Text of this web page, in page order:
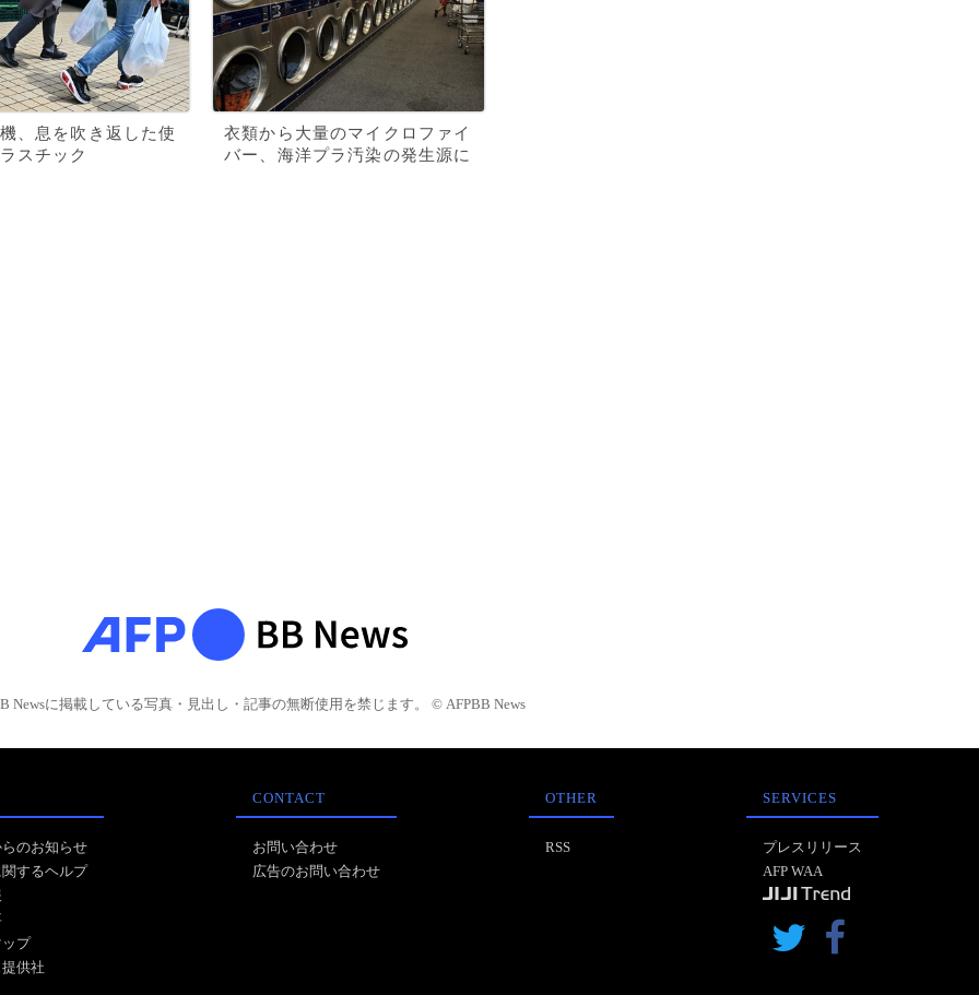
、息を吹き返した使
スチック
衣類から大量のマイクロファイ
バー、海洋プラ汚染の発生源に
Newsに掲載している写真・見出し・記事の無断使用を禁じます。 © AFPBB News
のお知らせ
するヘルプ
プ
供社
CONTACT
お問い合わせ
広告のお問い合わせ
OTHER
RSS
SERVICES
プレスリリース
AFP WAA